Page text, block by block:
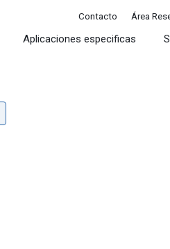
Contacto Área
Aplicaciones especificas